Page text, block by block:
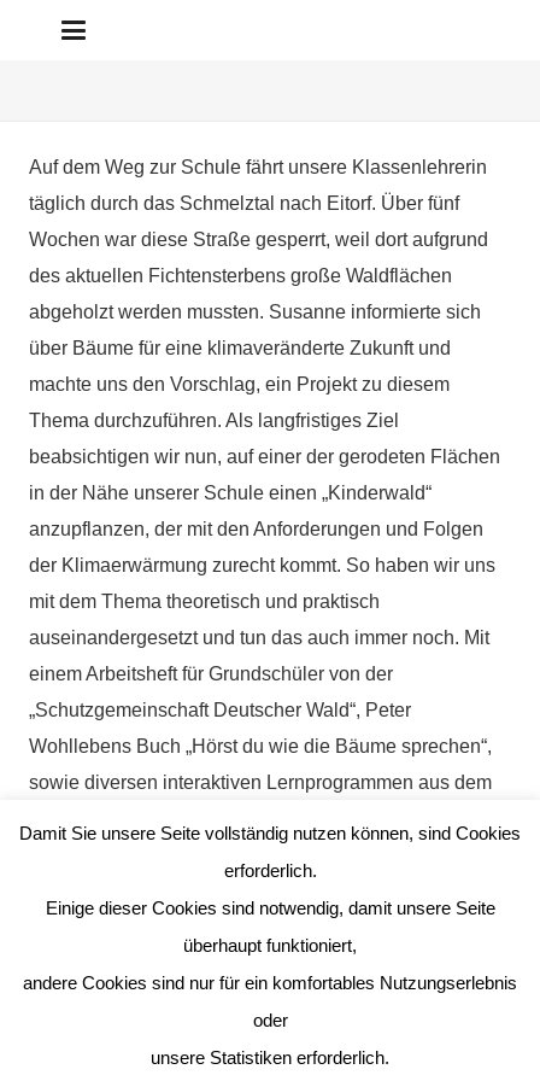
Auf dem Weg zur Schule fährt unsere Klassenlehrerin
täglich durch das Schmelztal nach Eitorf. Über fünf
Wochen war diese Straße gesperrt, weil dort aufgrund
des aktuellen Fichtensterbens große Waldflächen
abgeholzt werden mussten. Susanne informierte sich
über Bäume für eine klimaveränderte Zukunft und
machte uns den Vorschlag, ein Projekt zu diesem
Thema durchzuführen. Als langfristiges Ziel
beabsichtigen wir nun, auf einer der gerodeten Flächen
in der Nähe unserer Schule einen „Kinderwald“
anzupflanzen, der mit den Anforderungen und Folgen
der Klimaerwärmung zurecht kommt. So haben wir uns
mit dem Thema theoretisch und praktisch
auseinandergesetzt und tun das auch immer noch. Mit
einem Arbeitsheft für Grundschüler von der
„Schutzgemeinschaft Deutscher Wald“, Peter
Wohllebens Buch „Hörst du wie die Bäume sprechen“,
sowie diversen interaktiven Lernprogrammen aus dem
Damit Sie unsere Seite vollständig nutzen können, sind Cookies
erforderlich.
Einige dieser Cookies sind notwendig, damit unsere Seite
überhaupt funktioniert,
andere Cookies sind nur für ein komfortables Nutzungserlebnis
oder
unsere Statistiken erforderlich.